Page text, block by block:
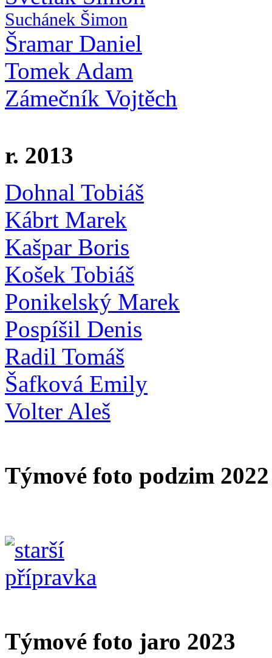
Suchánek Šimon
Šramar Daniel
Tomek Adam
Zámečník Vojtěch
r. 2013
Dohnal Tobiáš
Kábrt Marek
Kašpar Boris
Košek Tobiáš
Ponikelský Marek
Pospíšil Denis
Radil Tomáš
Šafková Emily
Volter Aleš
Týmové foto podzim 2022
Týmové foto jaro 2023